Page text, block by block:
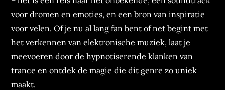
voor dromen en emoties, en een bron van inspiratie
voor velen. Of je nu al lang fan bent of net begint met
het verkennen van elektronische muziek, laat je
meevoeren door de hypnotiserende klanken van
trance en ontdek de magie die dit genre zo uniek
maakt.